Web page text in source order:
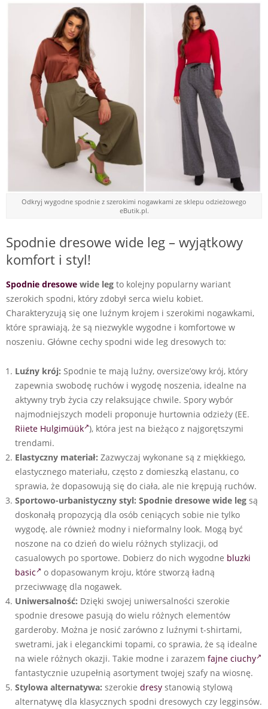
Odkryj wygodne spodnie z szerokimi nogawkami ze sklepu odzieżowego
eButik.pl.
Spodnie dresowe wide leg – wyjątkowy
komfort i styl!
Spodnie dresowe wide leg to kolejny popularny wariant
szerokich spodni, który zdobył serca wielu kobiet.
Charakteryzują się one luźnym krojem i szerokimi nogawkami,
które sprawiają, że są niezwykle wygodne i komfortowe w
noszeniu. Główne cechy spodni wide leg dresowych to:
Luźny krój: Spodnie te mają luźny, oversize’owy krój, który
zapewnia swobodę ruchów i wygodę noszenia, idealne na
aktywny tryb życia czy relaksujące chwile. Spory wybór
najmodniejszych modeli proponuje hurtownia odzieży (EE.
Riiete Hulgimüük ), która jest na bieżąco z najgorętszymi
trendami.
Elastyczny materiał: Zazwyczaj wykonane są z miękkiego,
elastycznego materiału, często z domieszką elastanu, co
sprawia, że dopasowują się do ciała, ale nie krępują ruchów.
Sportowo-urbanistyczny styl: Spodnie dresowe wide leg są
doskonałą propozycją dla osób ceniących sobie nie tylko
wygodę, ale również modny i nieformalny look. Mogą być
noszone na co dzień do wielu różnych stylizacji, od
casualowych po sportowe. Dobierz do nich wygodne bluzki
basic
o dopasowanym kroju, które stworzą ładną
przeciwwagę dla nogawek.
Uniwersalność: Dzięki swojej uniwersalności szerokie
spodnie dresowe pasują do wielu różnych elementów
garderoby. Można je nosić zarówno z luźnymi t-shirtami,
swetrami, jak i eleganckimi topami, co sprawia, że są idealne
na wiele różnych okazji. Takie modne i zarazem fajne ciuchy
fantastycznie uzupełnią asortyment twojej szafy na wiosnę.
Stylowa alternatywa: szerokie dresy stanowią stylową
alternatywę dla klasycznych spodni dresowych czy legginsów.